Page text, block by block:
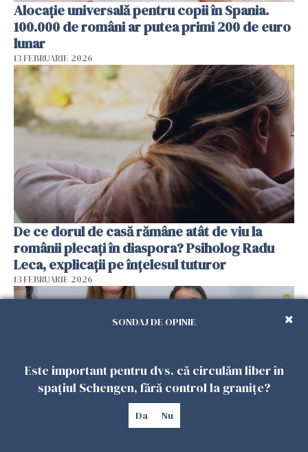
Alocație universală pentru copii în Spania.
100.000 de români ar putea primi 200 de euro
lunar
13 FEBRUARIE 2026
De ce dorul de casă rămâne atât de viu la
românii plecați în diaspora? Psiholog Radu
Leca, explicații pe înțelesul tuturor
13 FEBRUARIE 2026
SONDAJ DE OPINIE
Este important pentru dvs. că circulăm liber în
spațiul Schengen, fără control la granițe?
Da Nu